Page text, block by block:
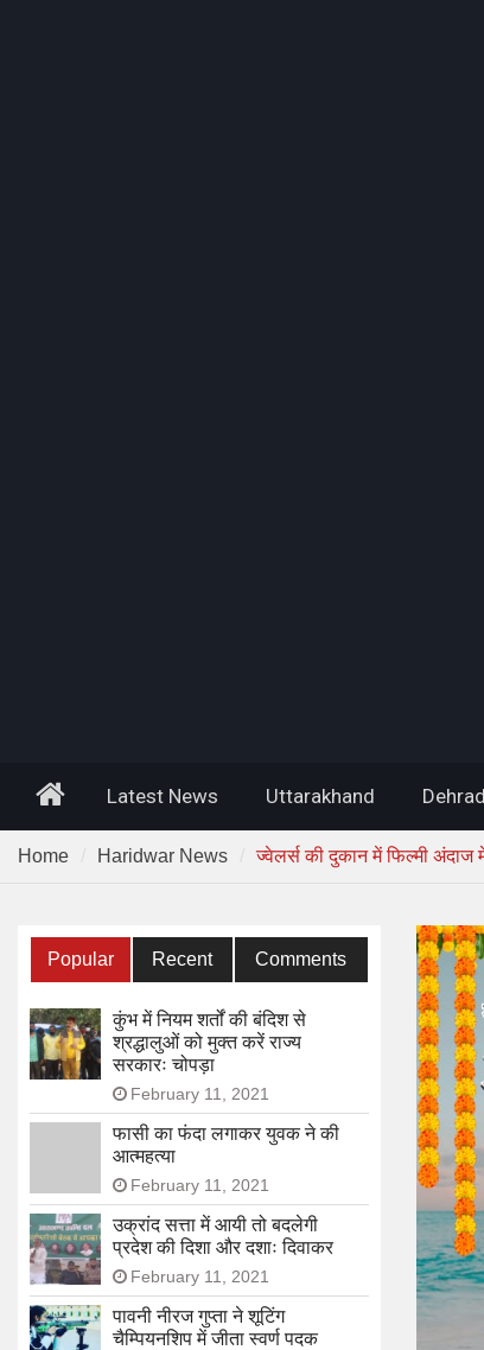
HomeLatest News Uttarakhand
Home Haridwar News ज्वेलर्स की दुकान में फिल्मी
Popular Recent Comments
कुंभ में नियम शर्तों की बंदिश से
श्रद्धालुओं को मुक्त करें राज्य
सरकारः चोपड़ा
February 11, 2021
फासी का फंदा लगाकर युवक ने की
आत्महत्या
February 11, 2021
उक्रांद सत्ता में आयी तो बदलेगी
प्रदेश की दिशा और दशाः दिवाकर
February 11, 2021
पावनी नीरज गुप्ता ने शूटिंग
चैम्पियनशिप में जीता स्वर्ण पदक